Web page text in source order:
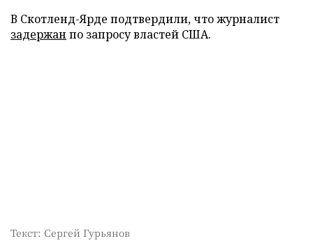
В Скотленд-Ярде подтвердили, что журналист
задержан по запросу властей США.
Текст: Сергей Гурьянов